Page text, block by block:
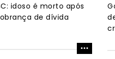
idoso é morto após
de dívida